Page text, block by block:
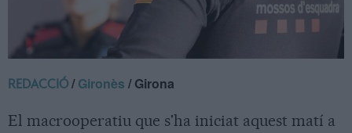
REDACCIÓ /Gironès / Girona
El macrooperatiu que s'ha iniciat aquest matí a